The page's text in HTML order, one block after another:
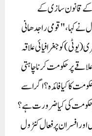
کے قانون سازی کے
نے کہا، "قومی راجدھانی
ٹی) کو جغرافیائی علاقہ
پر حکومت کرنا چاہتی
کا کیا فائدہ؟ اگر اسے
حکومت کی کیا ضرورت ہے؟
افسران پر فعال کنٹرول